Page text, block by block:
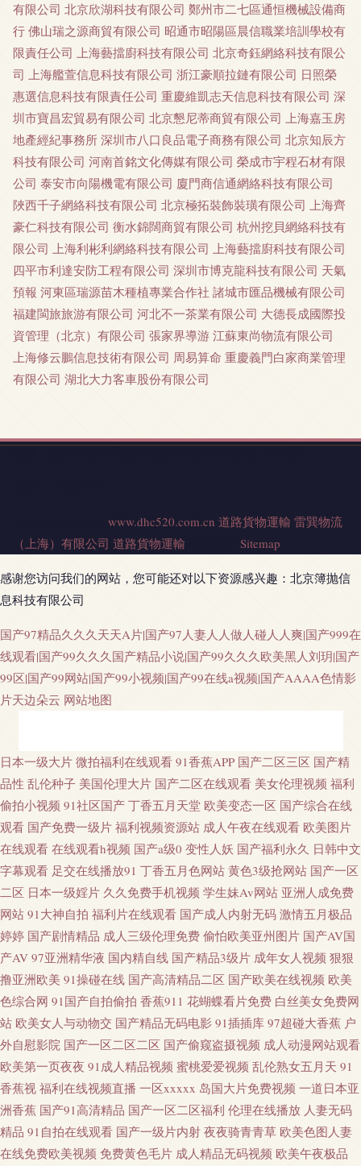
有限公司 北京欣湖科技有限公司 鄭州市二七區通恒機械設備商
行 佛山瑞之源商貿有限公司 昭通市昭陽區晨信職業培訓學校有
限責任公司 上海藝擋廚科技有限公司 北京奇鈺網絡科技有限公
司 上海艦萱信息科技有限公司 浙江豪順拉鏈有限公司 日照榮
惠選信息科技有限責任公司 重慶維凱志天信息科技有限公司 深
圳市寶昌宏貿易有限公司 北京懇尼蒂商貿有限公司 上海嘉玉房
地產經紀事務所 深圳市八口良品電子商務有限公司 北京知辰方
科技有限公司 河南首銘文化傳媒有限公司 榮成市宇程石材有限
公司 泰安市向陽機電有限公司 廈門商信通網絡科技有限公司
陜西千子網絡科技有限公司 北京極拓裝飾裝璜有限公司 上海齊
豪仁科技有限公司 衡水錦闊商貿有限公司 杭州挖貝網絡科技有
限公司 上海利彬利網絡科技有限公司 上海藝擋廚科技有限公司
四平市利達安防工程有限公司 深圳市博克龍科技有限公司 天氣
預報 河東區瑞源苗木種植專業合作社 諸城市匯品機械有限公司
福建閩旅旅游有限公司 河北不一茶業有限公司 大德長成國際投
資管理（北京）有限公司 張家界導游 江蘇東尚物流有限公司
上海修云鵬信息技術有限公司 周易算命 重慶義門白家商業管理
有限公司 湖北大力客車股份有限公司
www.dhc520.com.cn 道路貨物運輸 雷巽物流
（上海）有限公司 道路貨物運輸 Sitemap
感谢您访问我们的网站，您可能还对以下资源感兴趣：北京簿抛信
息科技有限公司
国产97精品久久久天天A片|国产97人妻人人做人碰人人爽|国产999在
线观看|国产99久久久国产精品小说|国产99久久久欧美黑人刘玥|国产
99区|国产99网站|国产99小视频|国产99在线a视频|国产AAAA色情影
片天边朵云 网站地图
欧美AA大片 超碰色色 人人干人人摸 五月天另类小说 午夜情爱影院 亚洲精
品二区三 伊人福利导航 91传媒在线观看 AV久草 肏逼舞夜影院 都市激情亚洲
精品国产区久久 欧美大色 日本αV中文字幕 91n在线观看 AV极品老司机 福利
导航大香蕉 黄色视频免费链接 欧美午夜剧场 人妻激情性爱小说 色色资源先
锋影音 亚洲制服 91大神影音 91拍拍拍在线 97超碰免费人妻 ass中国熟
wwwav麻豆网 成人另类天堂 国产b站久久 国产亚洲日本 黄色片日本学生妹
在线导航 国产精品传媒久久 韩国日本a级片 老熟女人ass 女优天堂在线 日韩
超碰在线 日日夜夜精品国产 亚洲色情五月天 在线免费小视频 91小视频 91做
爱视频 AV黄色强奸影院 操碰99大香蕉 成人午夜福利av 黄网站观看入口 一本
道做爱 大香蕉57 午夜激情A片 91黄色视频精品 97干新网址 AV你懂得 肏屄久
日本一级大片 微拍福利在线观看 91香蕉APP 国产二区三区 国产精
品性 乱伦种子 美国伦理大片 国产二区在线观看 美女伦理视频 福利
偷拍小视频 91社区国产 丁香五月天堂 欧美变态一区 国产综合在线
观看 国产免费一级片 福利视频资源站 成人午夜在线观看 欧美图片
在线观看 在线观看h视频 国产a级0 变性人妖 国产福利永久 日韩中文
字幕观看 足交在线播放91 丁香五月色网站 黄色3级抢网站 国产一区
二区 日本一级婬片 久久免费手机视频 学生妹Av网站 亚洲人成免费
网站 91大神自拍 福利片在线观看 国产成人内射无码 激情五月极品
婷婷 国产剧情精品 成人三级伦理免费 偷怕欧美亚州图片 国产AV国
产AV 97亚洲精华液 国内精自线 国产精品3级片 成年女人视频 狠狠
撸亚洲欧美 91操碰在线 国产高清精品二区 国产欧美在线视频 欧美
色综合网 91国产自拍偷拍 香蕉911 花蝴蝶看片免费 白丝美女免费网
站 欧美女人与动物交 国产精品无码电影 91插插库 97超碰大香蕉 户
外自慰影院 国产一区二区二区 国产偷窥盗摄视频 成人动漫网站观看
欧美第一页夜夜 91成人精品视频 蜜桃爱爱视频 乱伦熟女五月天 91
香蕉视 福利在线视频直播 一区xxxxx 岛国大片免费视频 一道日本亚
洲香蕉 国产91高清精品 国产一区二区福利 伦理在线播放 人妻无码
精品 91自拍在线观看 国产一级片内射 夜夜骑青青草 欧美色图人妻
在线免费欧美视频 免费黄色毛片 成人精品无码视频 欧美午夜极品